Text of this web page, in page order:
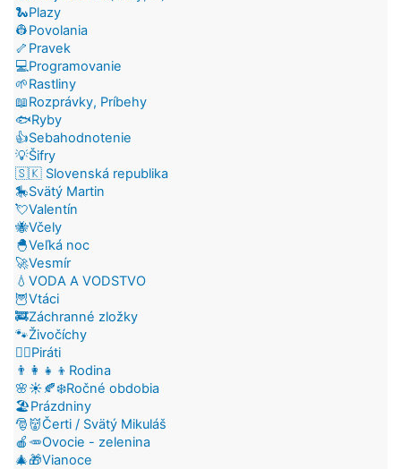
🐍Plazy
👷Povolania
🦴Pravek
💻Programovanie
🌱Rastliny
📖Rozprávky, Príbehy
🐟Ryby
👍Sebahodnotenie
💡Šifry
🇸🇰 Slovenská republika
🎠Svätý Martin
💘Valentín
🐝Včely
🐣Veľká noc
🚀Vesmír
💧VODA A VODSTVO
🦉Vtáci
🚒Záchranné zložky
🐾Živočíchy
🏴‍☠️Piráti
👨‍👩‍👧‍👦Rodina
🌸☀️🍂❄️Ročné obdobia
🏖️Prázdniny
🎅👹Čerti / Svätý Mikuláš
🍎🥕Ovocie - zelenina
🎄🎁Vianoce